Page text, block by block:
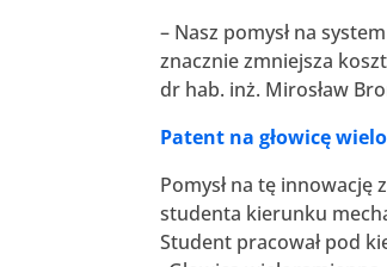
– Nasz pomysł na
znacznie zmniejsza
dr hab. inż. Mirosław
Patent na głowicę
Pomysł na tę innowację
studenta kierunku
Student pracował pod